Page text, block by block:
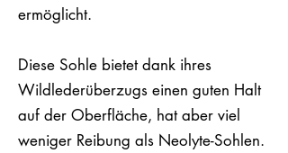
ermöglicht.
Diese Sohle bietet dank ihres
Wildlederüberzugs einen guten Halt
auf der Oberfläche, hat aber viel
weniger Reibung als Neolyte-Sohlen.